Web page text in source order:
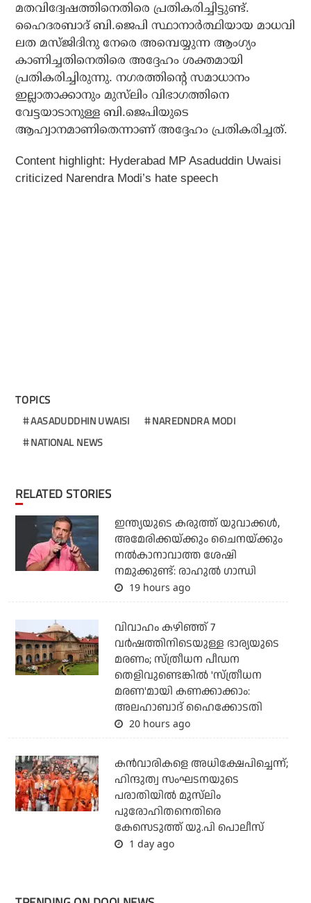
മതവിദ്വേഷത്തിനെതിരെ പ്രതികരിച്ചിട്ടുണ്ട്.
ഹൈദരബാദ് ബി.ജെപി സ്ഥാനാര്‍ത്ഥിയായ മാധവി
ലത മസ്ജിദിനു നേരെ അമ്പെയ്യുന്ന ആംഗ്യം
കാണിച്ചതിനെതിരെ അദ്ദേഹം ശക്തമായി
പ്രതികരിച്ചിരുന്നു. നഗരത്തിന്റെ സമാധാനം
ഇല്ലാതാക്കാനും മുസ്‌ലിം വിഭാഗത്തിനെ
വേട്ടയാടാനുള്ള ബി.ജെപിയുടെ
ആഹ്വാനമാണിതെന്നാണ് അദ്ദേഹം പ്രതികരിച്ചത്.
Content highlight: Hyderabad MP Asaduddin Uwaisi
criticized Narendra Modi’s hate speech
TOPICS
AASADUDDHIN UWAISI
NAREDNDRA MODI
NATIONAL NEWS
RELATED STORIES
ഇന്ത്യയുടെ കരുത്ത് യുവാക്കള്‍,
അമേരിക്കയ്ക്കും ചൈനയ്ക്കും
നല്‍കാനാവാത്ത ശേഷി
നമുക്കുണ്ട്: രാഹുല്‍ ഗാന്ധി
19 hours ago
വിവാഹം കഴിഞ്ഞ് 7
വര്‍ഷത്തിനിടെയുള്ള ഭാര്യയുടെ
മരണം; സ്ത്രീധന പീഡന
തെളിവുണ്ടെങ്കില്‍ 'സ്ത്രീധന
മരണ'മായി കണക്കാക്കാം:
അലഹാബാദ് ഹൈക്കോടതി
20 hours ago
കന്‍വാരികളെ അധിക്ഷേപിച്ചെന്ന്;
ഹിന്ദുത്വ സംഘടനയുടെ
പരാതിയില്‍ മുസ്‌ലിം
പുരോഹിതനെതിരെ
കേസെടുത്ത് യു.പി പൊലീസ്
1 day ago